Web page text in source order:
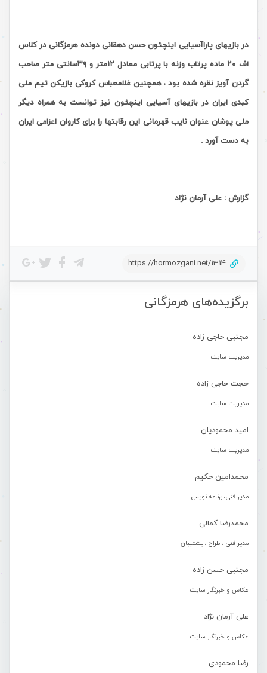
برگزیده‌های هرمزگانی
مجتبی حاجی زاده
مدیریت سایت
حجت حاجی زاده
مدیریت سایت
امید محمودیان
مدیریت سایت
محمدامین حکیم
مدیر فنی، برنامه نویس
محمدرضا کمالی
مدیر فنی ، طراح ، پشتیبان
مجتبی حسن زاده
عکاس و خبرنگار سایت
علی آرمان نژاد
عکاس و خبرنگار سایت
رضا محمودی
در بازیهای پاراآسیایی اینچئون حسن دهقانی دونده هرمزگانی در کلاس
اف ۲۰ ماده پرتاب وزنه با پرتابی معادل۱۲متر و۳۹سانتی متر صاحب
گردن آویز نقره شده بود، همچنین غلامعباس کروکی بازیکن تیم ملی
کبدی ایران در بازیهای آسیایی اینچئون نیز توانست به همراه دیگر
ملی پوشان عنوان نایب قهرمانی این رقابتها رابرای کاروان اعزامی ایران
به دست آورد .
گزارش : علی آرمان نژاد
https://hormozgani.net/1314